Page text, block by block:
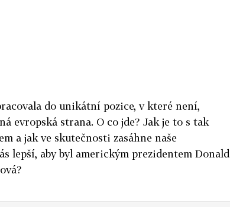
do unikátní pozice, v které není,
evropská strana. O co jde? Jak je to s tak
a jak ve skutečnosti zasáhne naše
lepší, aby byl americkým prezidentem Donald